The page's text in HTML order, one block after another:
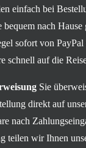
einfach bei
bequem nach
sofort von
schnell auf die
Sie
direkt auf
nach
teilen wir Ihnen